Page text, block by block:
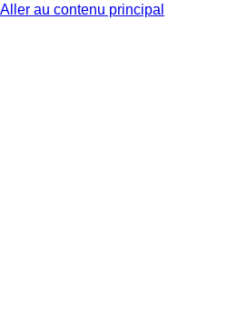
Aller au contenu principal